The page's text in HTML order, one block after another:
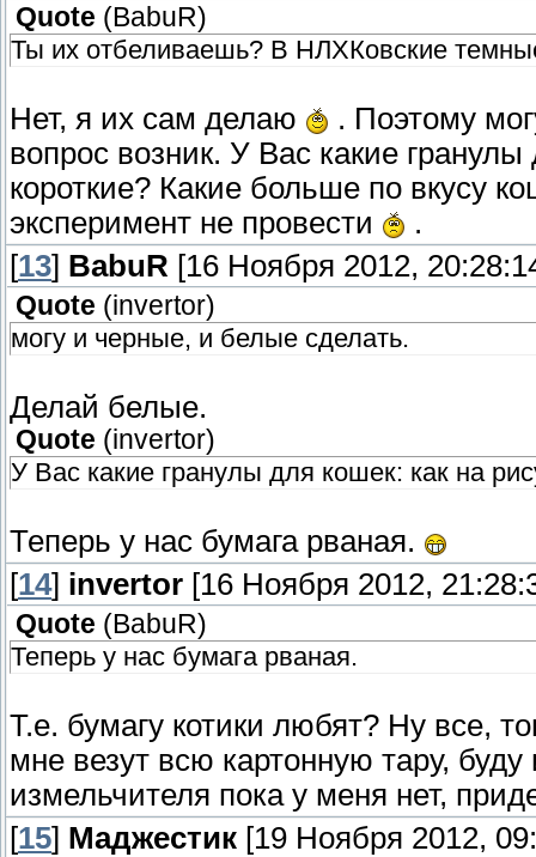
Quote (BabuR)
Ты их отбеливаешь? В НЛХКовские
Нет, я их сам делаю
. Поэтому
вопрос возник. У Вас какие
короткие? Какие больше по вкусу
эксперимент не провести
.
[13] BabuR [16 Ноября 2012,
Quote (invertor)
могу и черные, и белые сделать.
Делай белые.
Quote (invertor)
У Вас какие гранулы для кошек: как на
Теперь у нас бумага рваная.
[14] invertor [16 Ноября 2012,
Quote (BabuR)
Теперь у нас бумага рваная.
Т.е. бумагу котики любят? Ну все,
мне везут всю картонную тару,
измельчителя пока у меня нет,
[15] Маджестик [19 Ноября 2012,